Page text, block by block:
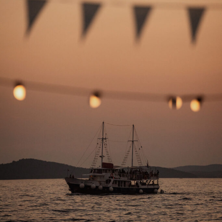
KARIJERA: Ne morate ići do kraja, ali ono što se od vas
traži treba odraditi profesionalno. Potrudite se malo
ZDRAVLJE&SAVJET: Gimnasticirajte.
LJUBAV: Danas će vam partner vjerojatno biti malo
tužan, depresivan. Dat ćete sve od sebe da mu (joj)
promijenite raspoloženje na bolje.
današnjeg poslovnog uspjeha. Uspjet ćete prebroditi sve
ZDRAVLJE&SAVJET: Ne budite agresivni.